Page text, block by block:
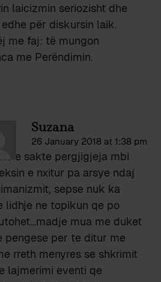
laicizmin seriozisht dhe
për diskursin laik.
me faj: të mungon
me Perëndimin.
Suzana
26 January 2018 at 1:38 pm
e sakte pergjigjeja mbi
e nxitur pa arsye ndaj
sepse nuk ka
lidhje ne topikun qe po
mua me duket
pengese per te ditur me
rreth menyres se shkrimit
lajmerimi eventi qe